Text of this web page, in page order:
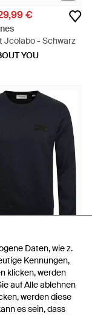
Daten, wie z.
Kennungen,
klicken, werden
auf Alle ablehnen
werden diese
es sein, dass
Daten, wie z.
Kennungen,
klicken, werden
auf Alle ablehnen
werden diese
es sein, dass
€
Jcolabo - Schwarz
YOU
€
Jjcopops - Blau
YOU